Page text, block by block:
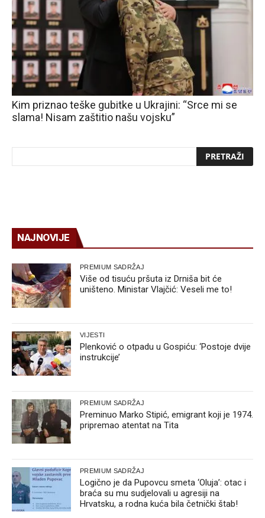
Kim priznao teške gubitke u Ukrajini: “Srce mi se
slama! Nisam zaštitio našu vojsku”
NAJNOVIJE
PREMIUM SADRŽAJ
Više od tisuću pršuta iz Drniša bit će
uništeno. Ministar Vlajčić: Veseli me to!
VIJESTI
Plenković o otpadu u Gospiću: ‘Postoje dvije
instrukcije’
PREMIUM SADRŽAJ
Preminuo Marko Stipić, emigrant koji je 1974.
pripremao atentat na Tita
PREMIUM SADRŽAJ
Logično je da Pupovcu smeta ‘Oluja’: otac i
braća su mu sudjelovali u agresiji na
Hrvatsku, a rodna kuća bila četnički štab!